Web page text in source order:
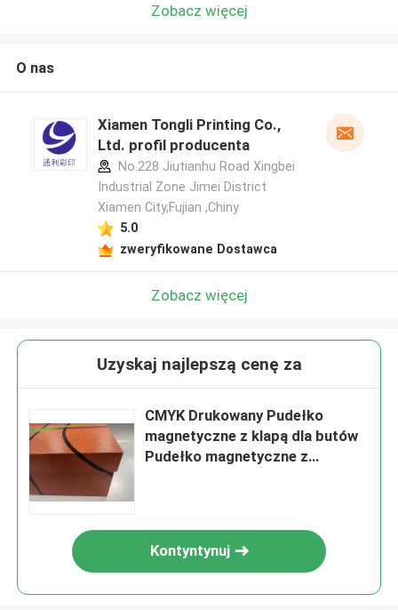
Zobacz więcej
O nas
Xiamen Tongli Printing Co.,
Ltd. profil producenta
No.228 Jiutianhu Road Xingbei
Industrial Zone Jimei District
Xiamen City,Fujian ,Chiny
5.0
zweryfikowane Dostawca
Zobacz więcej
Uzyskaj najlepszą cenę za
CMYK Drukowany Pudełko
magnetyczne z klapą dla butów
Pudełko magnetyczne z
Kontyntynuj